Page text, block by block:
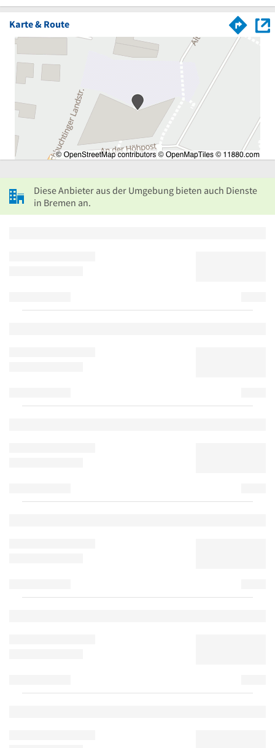
Karte & Route
Diese Anbieter aus der Umgebung bieten auch Dienste
in Bremen an.